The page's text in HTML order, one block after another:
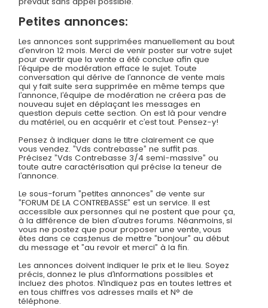
Petites annonces:
Les annonces sont supprimées manuellement au bout
d’environ 12 mois. Merci de venir poster sur votre sujet
pour avertir que la vente a été conclue afin que
l’équipe de modération efface le sujet. Toute
conversation qui dérive de l’annonce de vente mais
qui y fait suite sera supprimée en même temps que
l’annonce, l’équipe de modération ne créera pas de
nouveau sujet en déplaçant les messages en
question depuis cette section. On est là pour vendre
du matériel, ou en acquérir et c’est tout. Pensez-y!
Pensez à indiquer dans le titre clairement ce que
vous vendez. ”Vds contrebasse” ne suffit pas.
Précisez ”Vds Contrebasse 3/4 semi-massive” ou
toute autre caractérisation qui précise la teneur de
l’annonce.
Le sous-forum ”petites annonces” de vente sur
”FORUM DE LA CONTREBASSE” est un service. Il est
accessible aux personnes qui ne postent que pour ça,
à la différence de bien d’autres forums. Néanmoins, si
vous ne postez que pour proposer une vente, vous
êtes dans ce cas,tenus de mettre ”bonjour” au début
du message et ”au revoir et merci” à la fin.
Les annonces doivent indiquer le prix et le lieu. Soyez
précis, donnez le plus d’informations possibles et
incluez des photos. N’indiquez pas en toutes lettres et
en tous chiffres vos adresses mails et N° de
téléphone.